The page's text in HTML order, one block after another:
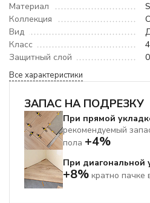
Материал
Коллекция
Вид
Класс
Защитный слой
Все характеристики
ЗАПАС НА ПОДРЕЗКУ
При прямой
рекомендуемый
пола +4%
При диагональной
+8% кратно пачке